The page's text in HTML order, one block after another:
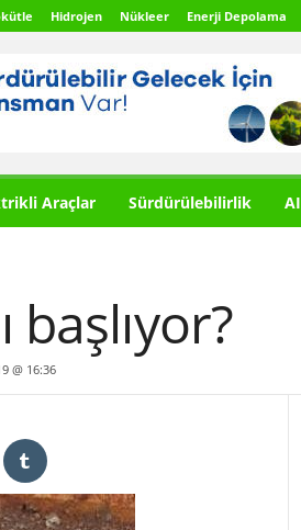
Hidrojen Nükleer Enerji Depolama
Araçlar Sürdürülebilirlik AI
başlıyor?
@ 16:36